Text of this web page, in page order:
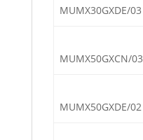
MUMX30GXDE/03
MUMX50GXCN/03
MUMX50GXDE/02